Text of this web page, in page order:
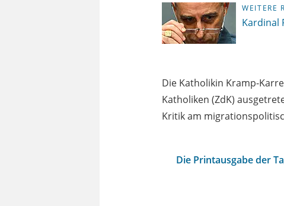
WEITERE
Kardinal
Die Katholikin Kramp-
Katholiken (ZdK)
Kritik am
Die Printausgabe der